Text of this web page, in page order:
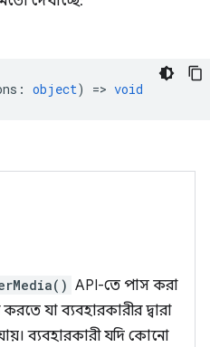
: object) => void
API-তে পাস করা
করতে যা ব্যবহারকারীর দ্বারা
ব্যবহারকারী যদি কোনো